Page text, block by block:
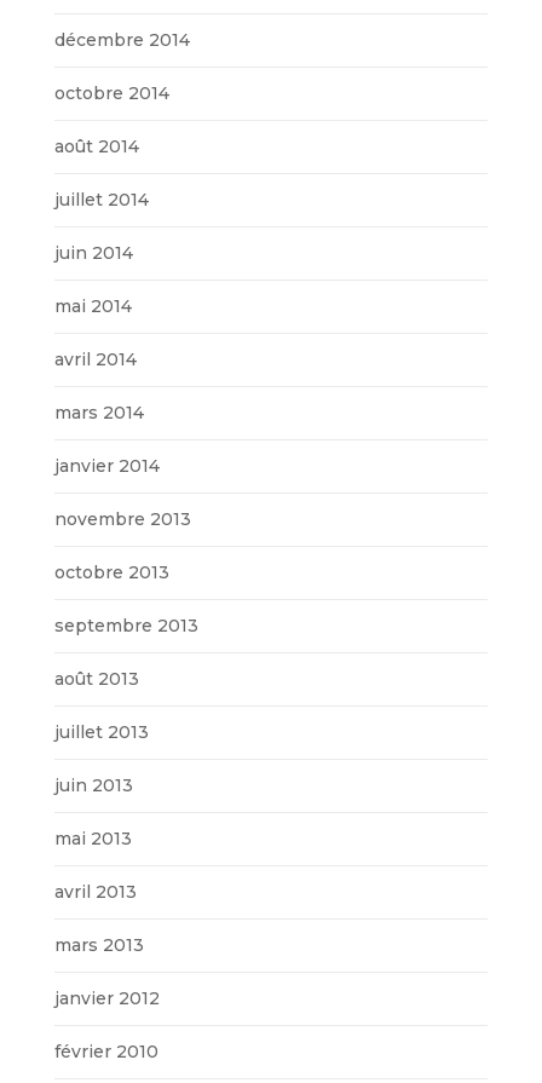
décembre 2014
octobre 2014
août 2014
juillet 2014
juin 2014
mai 2014
avril 2014
mars 2014
janvier 2014
novembre 2013
octobre 2013
septembre 2013
août 2013
juillet 2013
juin 2013
mai 2013
avril 2013
mars 2013
janvier 2012
février 2010